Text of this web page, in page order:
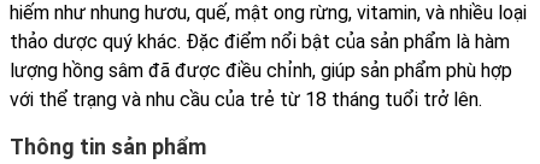
hiếm như nhung hươu, quế, mật ong rừng, vitamin, và nhiều loại
thảo dược quý khác. Đặc điểm nổi bật của sản phẩm là hàm
lượng hồng sâm đã được điều chỉnh, giúp sản phẩm phù hợp
với thể trạng và nhu cầu của trẻ từ 18 tháng tuổi trở lên.
Thông tin sản phẩm